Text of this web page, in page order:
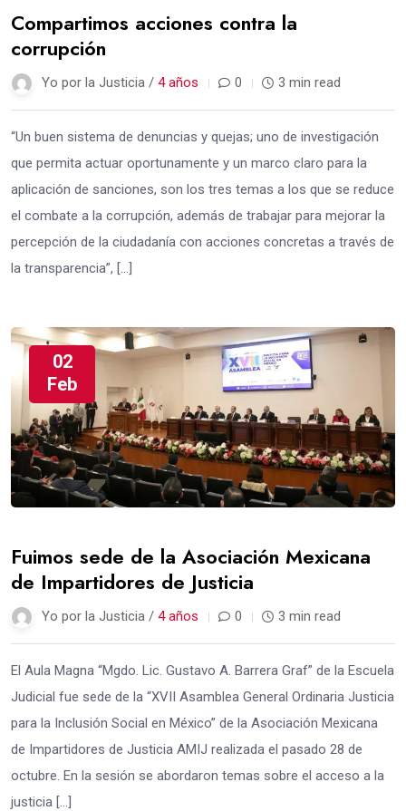
Compartimos acciones contra la
corrupción
Yo por la Justicia / 4 años 0 3 min read
“Un buen sistema de denuncias y quejas; uno de investigación
que permita actuar oportunamente y un marco claro para la
aplicación de sanciones, son los tres temas a los que se reduce
el combate a la corrupción, además de trabajar para mejorar la
percepción de la ciudadanía con acciones concretas a través de
la transparencia”, […]
02
Feb
Fuimos sede de la Asociación Mexicana
de Impartidores de Justicia
Yo por la Justicia / 4 años 0 3 min read
El Aula Magna “Mgdo. Lic. Gustavo A. Barrera Graf” de la Escuela
Judicial fue sede de la “XVII Asamblea General Ordinaria Justicia
para la Inclusión Social en México” de la Asociación Mexicana
de Impartidores de Justicia AMIJ realizada el pasado 28 de
octubre. En la sesión se abordaron temas sobre el acceso a la
justicia […]